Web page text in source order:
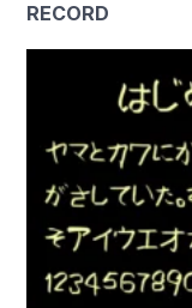
RECORD